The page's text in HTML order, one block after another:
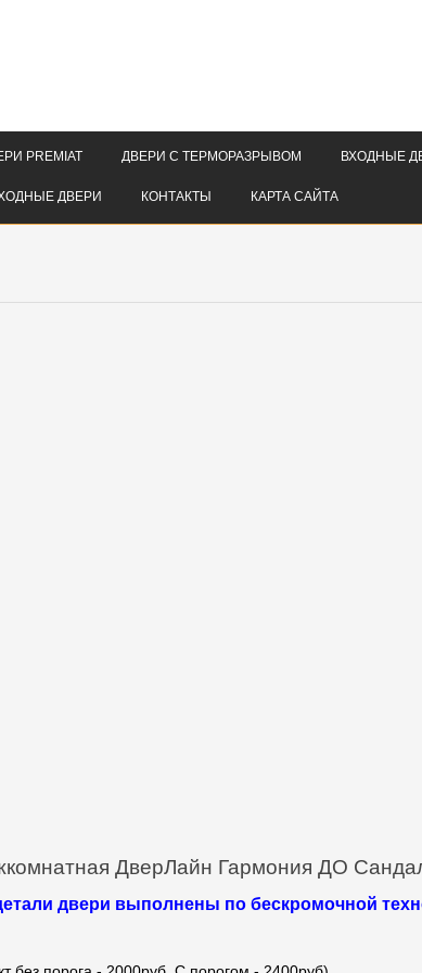
PREMIAT ДВЕРИ С ТЕРМОРАЗРЫВОМ ВХОДНЫЕ
ДВЕРИ КОНТАКТЫ КАРТА САЙТА
ДверЛайн Гармония ДО
двери выполнены по бескромочной